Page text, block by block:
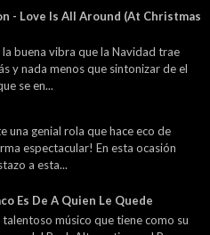
- Love Is All Around (At Christmas
buena vibra que la Navidad trae
y nada menos que sintonizar de el
se en...
una genial rola que hace eco de
espectacular! En esta ocasión
a esta...
Es De A Quien Le Quede
talentoso músico que tiene como su